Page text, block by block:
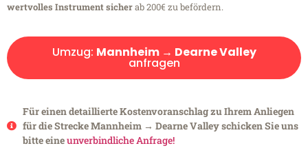
wertvolles Instrument sicherab 200€ zu befördern.
Umzug: Mannheim → Dearne Valley
anfragen
Für einen detaillierte Kostenvoranschlag zu Ihrem Anliegen
für die Strecke Mannheim → Dearne Valley schicken Sie uns
bitte eineunverbindliche Anfrage!